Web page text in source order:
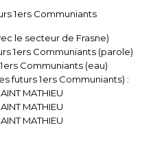
1ers Communiants
le secteur de Frasne)
1ers Communiants (parole)
Communiants (eau)
futurs 1ers Communiants) :
MATHIEU
MATHIEU
MATHIEU